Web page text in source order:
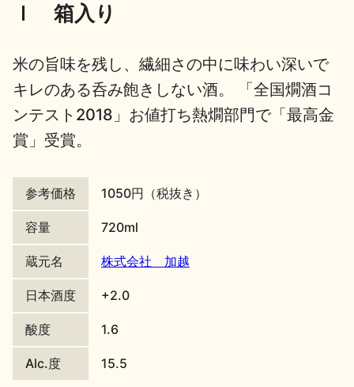
歳時記
地酒川柳
日本酒の楽しみ方特集
地酒・イベント情報
ｌ 箱入り
米の旨味を残し、繊細さの中に味わい深いで
キレのある呑み飽きしない酒。 「全国燗酒コ
ンテスト2018」お値打ち熱燗部門で「最高金
賞」受賞。
参考価格 1050円（税抜き）
容量 720ml
蔵元名 株式会社 加越
日本酒度 +2.0
酸度 1.6
Alc.度 15.5